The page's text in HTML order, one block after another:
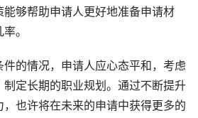
够帮助申请人更好地准备申请材
。
的情况，申请人应心态平和，考虑
定长期的职业规划。通过不断提升
，也许将在未来的申请中获得更多的